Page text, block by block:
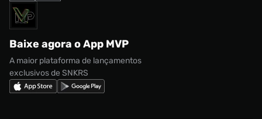
Marcas
adidas Campus
Nike Shox
Política de privacidade
Regulamento CRM/ CASHBACK
Regulamento Cupom
Solicite seus dados
Baixe agora o App MVP
A maior plataforma de lançamentos
exclusivos de SNKRS